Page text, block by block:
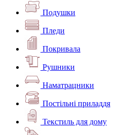
Подушки
Пледи
Покривала
Рушники
Наматрацники
Постільні приладдя
Текстиль для дому